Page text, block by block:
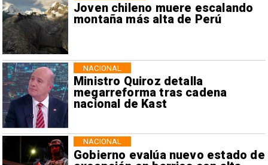
Joven chileno muere escalando
montaña más alta de Perú
Ministro Quiroz detalla
megarreforma tras cadena
nacional de Kast
NACIONAL
Gobierno evalúa nuevo estado de
NACIONAL